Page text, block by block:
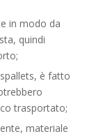
in modo da
quindi
è fatto
trasportato;
materiale